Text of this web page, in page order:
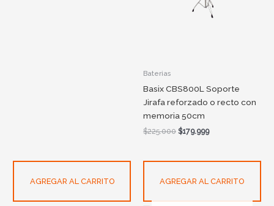
AGREGAR AL CARRITO
Baterias
Basix CBS800L Soporte
Jirafa reforzado o recto con
memoria 50cm
$225.000 $179.999
AGREGAR AL CARRITO